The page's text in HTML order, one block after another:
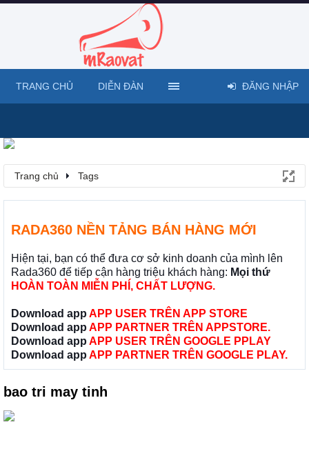
Trang chủ Tags
RADA360 NỀN TẢNG BÁN HÀNG MỚI
Hiện tại, bạn có thể đưa cơ sở kinh doanh của mình lên
Rada360 để tiếp cận hàng triệu khách hàng: Mọi thứ
HOÀN TOÀN MIỄN PHÍ, CHẤT LƯỢNG.
Download app APP USER TRÊN APP STORE
Download app APP PARTNER TRÊN APPSTORE.
Download app APP USER TRÊN GOOGLE PPLAY
Download app APP PARTNER TRÊN GOOGLE PLAY.
bao tri may tinh
TRANG CHỦ DIỄN ĐÀN ĐĂNG NHẬP